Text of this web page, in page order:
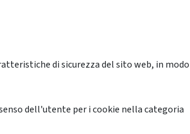
di sicurezza del sito web, in modo
dell'utente per i cookie nella categoria